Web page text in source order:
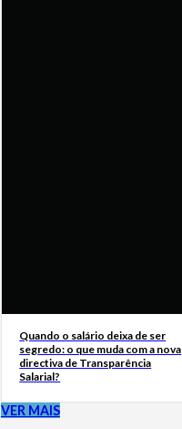
Quando o salário deixa de ser
segredo: o que muda com a nova
directiva de Transparência
Salarial?
VER MAIS